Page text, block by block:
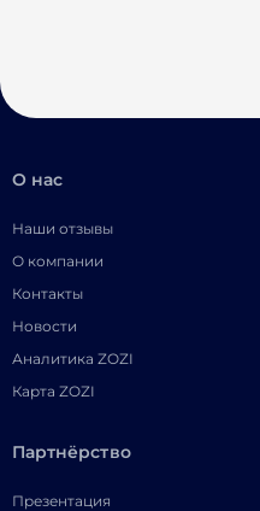
О нас
Наши отзывы
О компании
Контакты
Новости
Аналитика ZOZI
Карта ZOZI
Партнёрство
Презентация